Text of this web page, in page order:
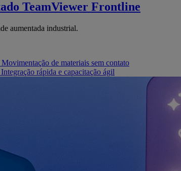
TeamViewer Frontline
aumentada industrial.
Movimentação de materiais sem contato
Integração rápida e capacitação ágil